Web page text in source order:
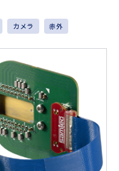
カメラ 赤外